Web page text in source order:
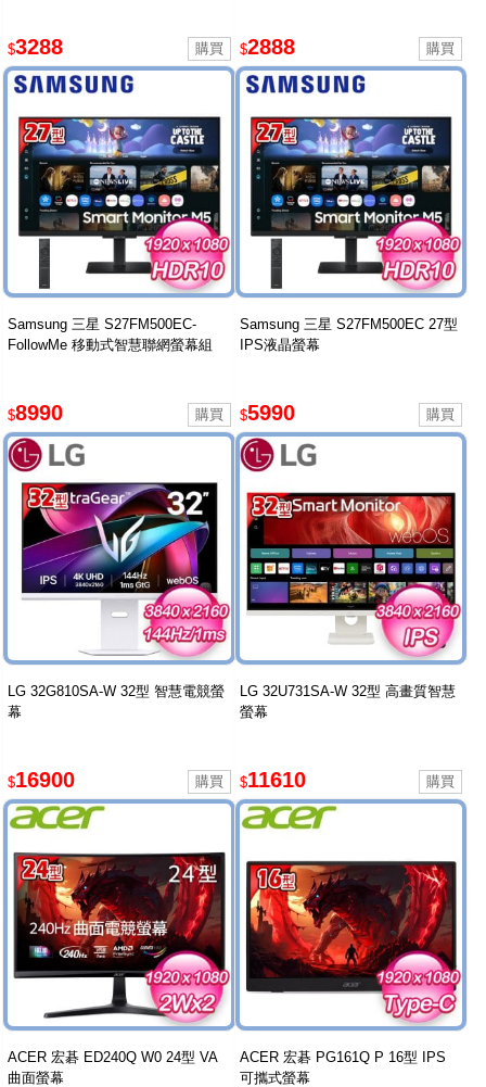
$3288 $2888
Samsung 三星 S27FM500EC-
FollowMe 移動式智慧聯網螢幕組
$8990
Samsung 三星 S27FM500EC 27型
IPS液晶螢幕
$5990
LG 32G810SA-W 32型 智慧電競螢
幕
$16900
LG 32U731SA-W 32型 高畫質智慧
螢幕
$11610
ACER 宏碁 ED240Q W0 24型 VA
曲面螢幕
ACER 宏碁 PG161Q P 16型 IPS
可攜式螢幕